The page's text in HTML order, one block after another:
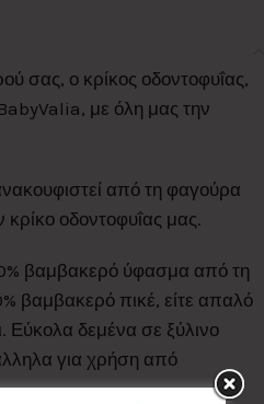
σας, ο κρίκος οδοντοφυΐας,
με όλη μας την
από τη φαγούρα
οδοντοφυΐας μας.
βαμβακερό ύφασμα από τη
βαμβακερό πικέ, είτε απαλό
Εύκολα δεμένα σε ξύλινο
για χρήση από